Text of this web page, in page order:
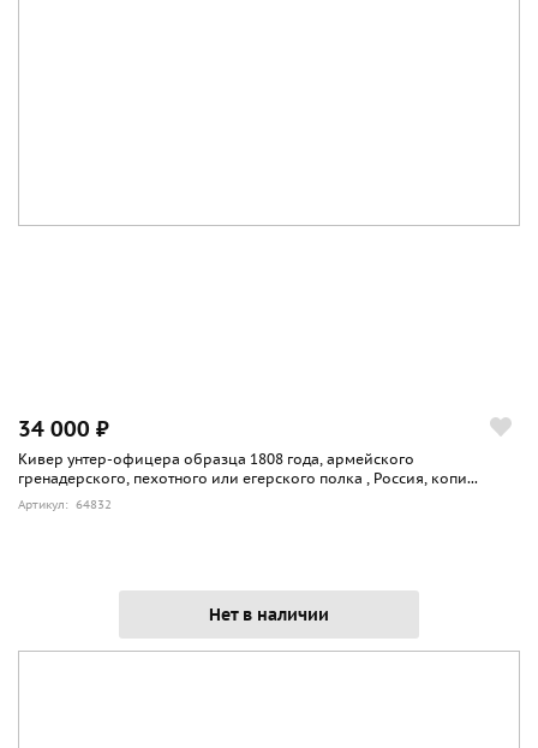
34 000 ₽
Кивер унтер-офицера образца 1808 года, армейского
гренадерского, пехотного или егерского полка , Россия, копи...
Артикул: 64832
Нет в наличии